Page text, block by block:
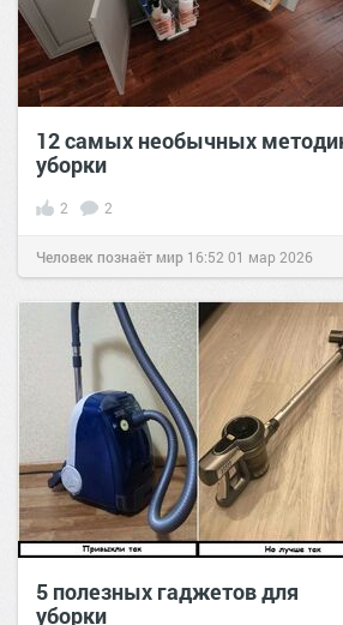
12 самых необычных
уборки
2 2
Человек познаёт мир 16:52 01 мар 2026
5 полезных гаджетов для
уборки